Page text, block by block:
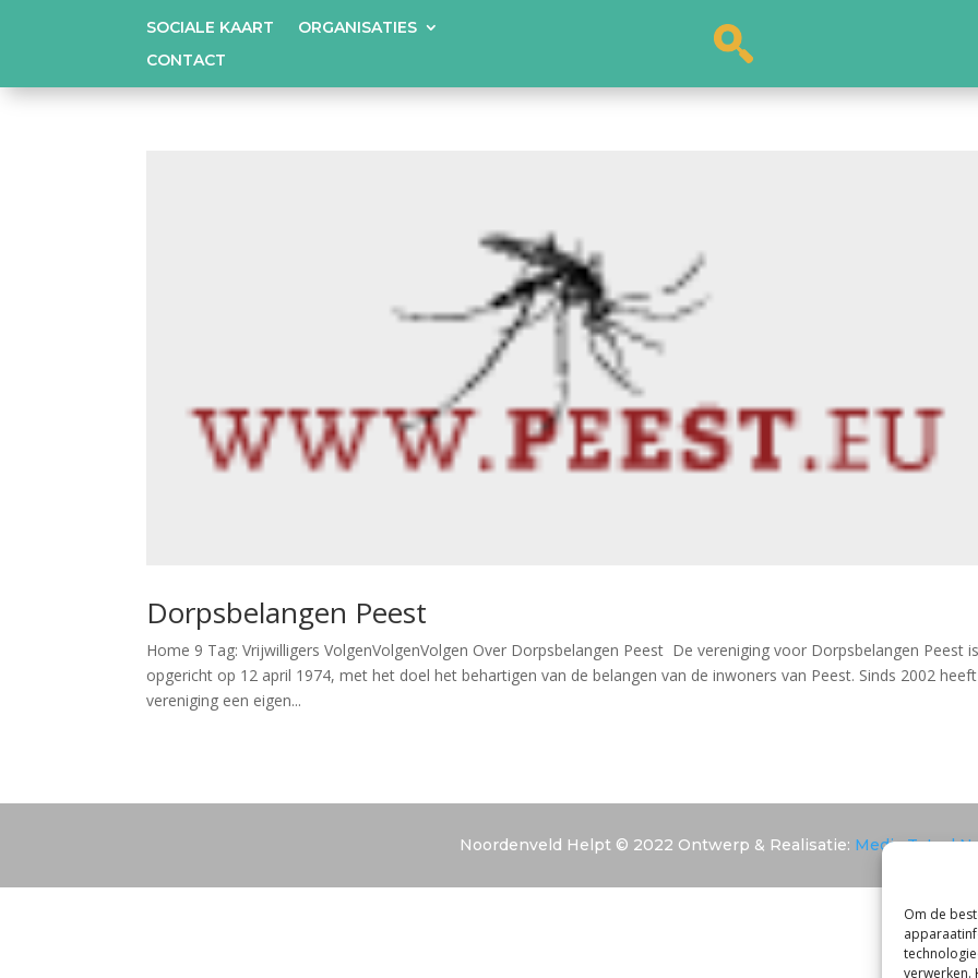
Om de
verwerken.
SOCIALE KAART
ORGANISATIES
CONTACT
Dorpsbelangen Peest
Home 9 Tag: Vrijwilligers VolgenVolgenVolgen Over Dorpsbelangen Peest De vereniging voor Dorpsbelangen Peest
opgericht op 12 april 1974, met het doel het behartigen van de belangen van de inwoners van Peest. Sinds 2002
vereniging een eigen...
Noordenveld Helpt © 2022 Ontwerp & Realisatie: Media Totaal